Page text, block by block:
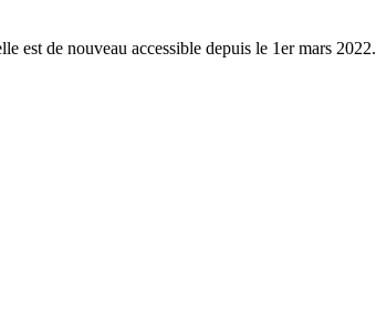
est de nouveau accessible depuis le 1er mars 2022.